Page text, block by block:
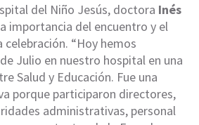
del Niño Jesús, doctora Inés
importancia del encuentro y el
celebración. “Hoy hemos
Julio en nuestro hospital en una
Salud y Educación. Fue una
porque participaron directores,
administrativas, personal